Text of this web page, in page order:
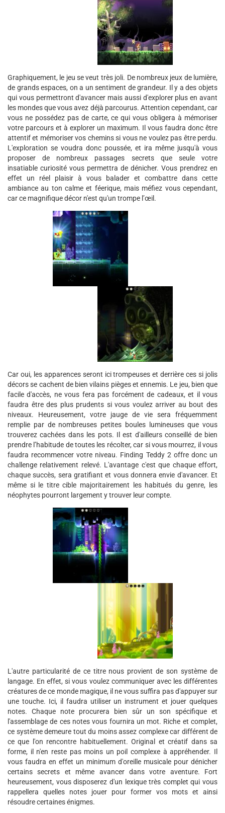
Graphiquement, le jeu se veut très joli. De nombreux jeux de lumière,
de grands espaces, on a un sentiment de grandeur. Il y a des objets
qui vous permettront d'avancer mais aussi d'explorer plus en avant
les mondes que vous avez déjà parcourus. Attention cependant, car
vous ne possédez pas de carte, ce qui vous obligera à mémoriser
votre parcours et à explorer un maximum. Il vous faudra donc être
attentif et mémoriser vos chemins si vous ne voulez pas être perdu.
L'exploration se voudra donc poussée, et ira même jusqu'à vous
proposer de nombreux passages secrets que seule votre
insatiable curiosité vous permettra de dénicher. Vous prendrez en
effet un réel plaisir à vous balader et combattre dans cette
ambiance au ton calme et féerique, mais méfiez vous cependant,
car ce magnifique décor n'est qu'un trompe l’œil.
Car oui, les apparences seront ici trompeuses et derrière ces si jolis
décors se cachent de bien vilains pièges et ennemis. Le jeu, bien que
facile d'accès, ne vous fera pas forcément de cadeaux, et il vous
faudra être des plus prudents si vous voulez arriver au bout des
niveaux. Heureusement, votre jauge de vie sera fréquemment
remplie par de nombreuses petites boules lumineuses que vous
trouverez cachées dans les pots. Il est d'ailleurs conseillé de bien
prendre l’habitude de toutes les récolter, car si vous mourrez, il vous
faudra recommencer votre niveau. Finding Teddy 2 offre donc un
challenge relativement relevé. L'avantage c'est que chaque effort,
chaque succès, sera gratifiant et vous donnera envie d'avancer. Et
même si le titre cible majoritairement les habitués du genre, les
néophytes pourront largement y trouver leur compte.
L'autre particularité de ce titre nous provient de son système de
langage. En effet, si vous voulez communiquer avec les différentes
créatures de ce monde magique, il ne vous suffira pas d'appuyer sur
une touche. Ici, il faudra utiliser un instrument et jouer quelques
notes. Chaque note procurera bien sûr un son spécifique et
l'assemblage de ces notes vous fournira un mot. Riche et complet,
ce système demeure tout du moins assez complexe car différent de
ce que l'on rencontre habituellement. Original et créatif dans sa
forme, il n'en reste pas moins un poil complexe à appréhender. Il
vous faudra en effet un minimum d'oreille musicale pour dénicher
certains secrets et même avancer dans votre aventure. Fort
heureusement, vous disposerez d'un lexique très complet qui vous
rappellera quelles notes jouer pour former vos mots et ainsi
résoudre certaines énigmes.